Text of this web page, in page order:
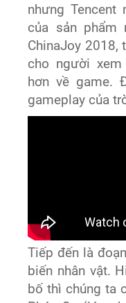
nhưng
của sản phẩm
ChinaJoy 2018,
cho người
hơn về game.
gameplay của
Tiếp đến là
biến nhân vật.
bố thì chúng ta